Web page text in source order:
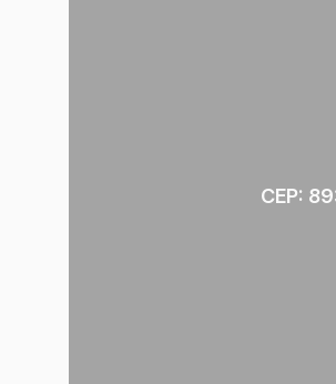
CEP: